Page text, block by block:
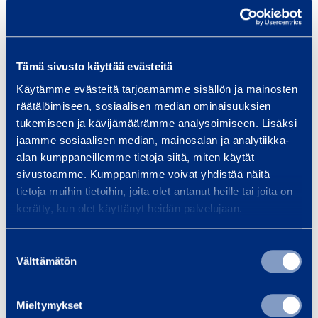
Tämä sivusto käyttää evästeitä
Käytämme evästeitä tarjoamamme sisällön ja mainosten
räätälöimiseen, sosiaalisen median ominaisuuksien
tukemiseen ja kävijämäärämme analysoimiseen. Lisäksi
jaamme sosiaalisen median, mainosalan ja analytiikka-
alan kumppaneillemme tietoja siitä, miten käytät
sivustoamme. Kumppanimme voivat yhdistää näitä
tietoja muihin tietoihin, joita olet antanut heille tai joita on
kerätty, kun olet käyttänyt heidän palvelujaan.
valinta
Välttämätön
Mieltymykset
om ditt projekt är en bro, tunnel,
Läs mer
Träningar
Se alla utbildningar